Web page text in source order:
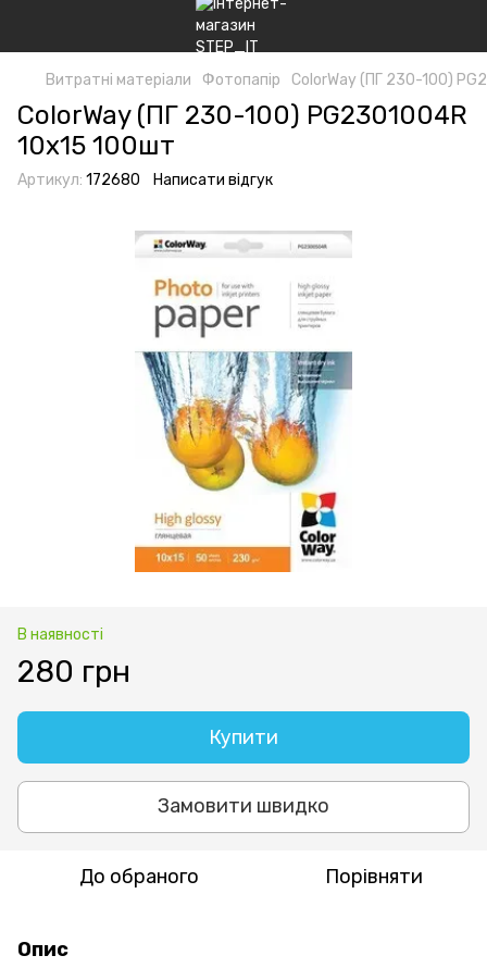
Витратні матеріали Фотопапір ColorWay (ПГ 230-100)
ColorWay (ПГ 230-100) PG2301004R
10х15 100шт
Артикул: 172680 Написати відгук
В наявності
280 грн
Купити
Замовити швидко
До обраного Порівняти
Опис